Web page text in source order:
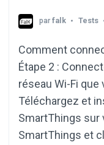
parfalk Tests
Comment
Étape 2 :
réseau Wi-Fi que
Téléchargez et
SmartThings sur
SmartThings et